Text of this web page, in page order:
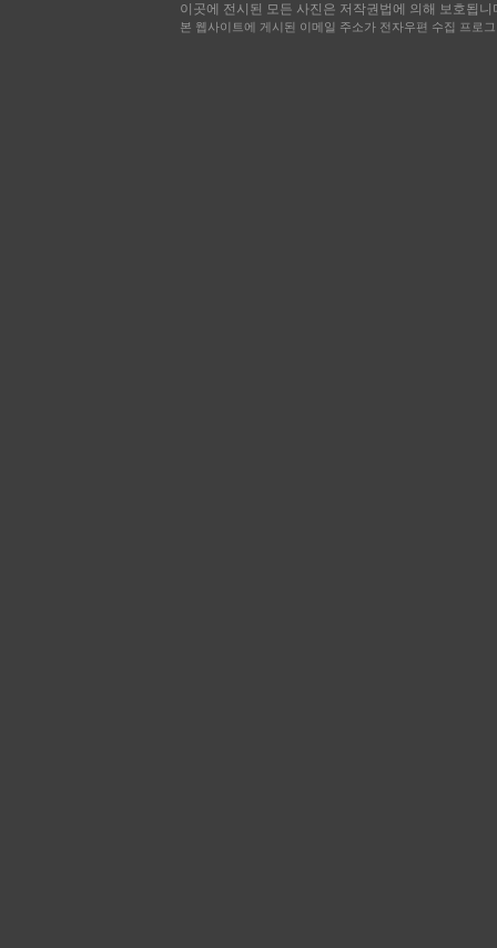
이곳에 전시된 모든 사진은 저작권법에 의해 보호됩
본 웹사이트에 게시된 이메일 주소가 전자우편 수집 프로